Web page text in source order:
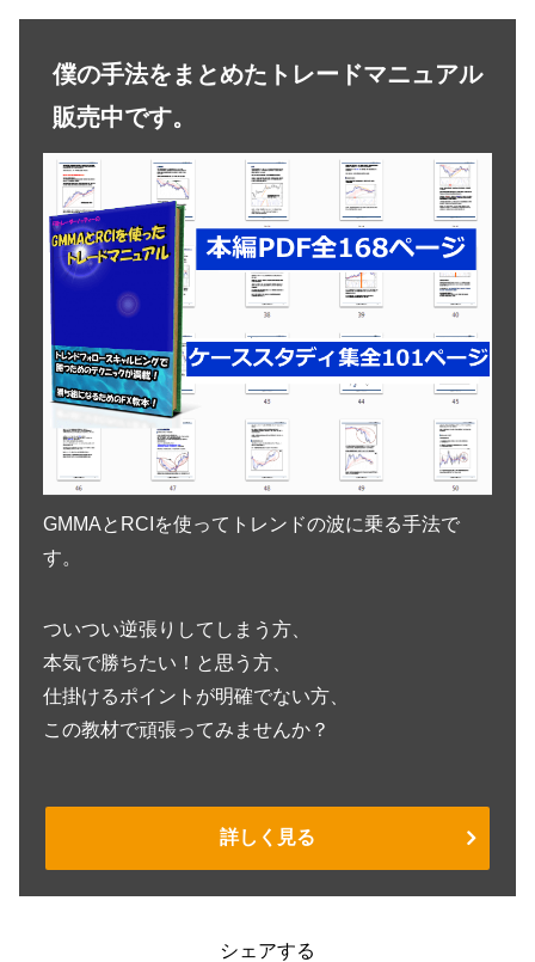
僕の手法をまとめたトレードマニュアル
販売中です。
GMMAとRCIを使ってトレンドの波に乗る手法で
す。
ついつい逆張りしてしまう方、
本気で勝ちたい！と思う方、
仕掛けるポイントが明確でない方、
この教材で頑張ってみませんか？
詳しく見る
シェアする